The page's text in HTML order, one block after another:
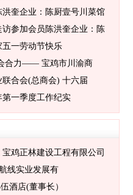
奎企业：陈厨壹号川菜馆
参加会员陈洪奎企业：陈
一劳动节快乐
合力—— 宝鸡市川渝商
合会(总商会) 十六届
第一季度工作纪实
鸡正林建设工程有限公司
线实业发展有
酒店(董事长）